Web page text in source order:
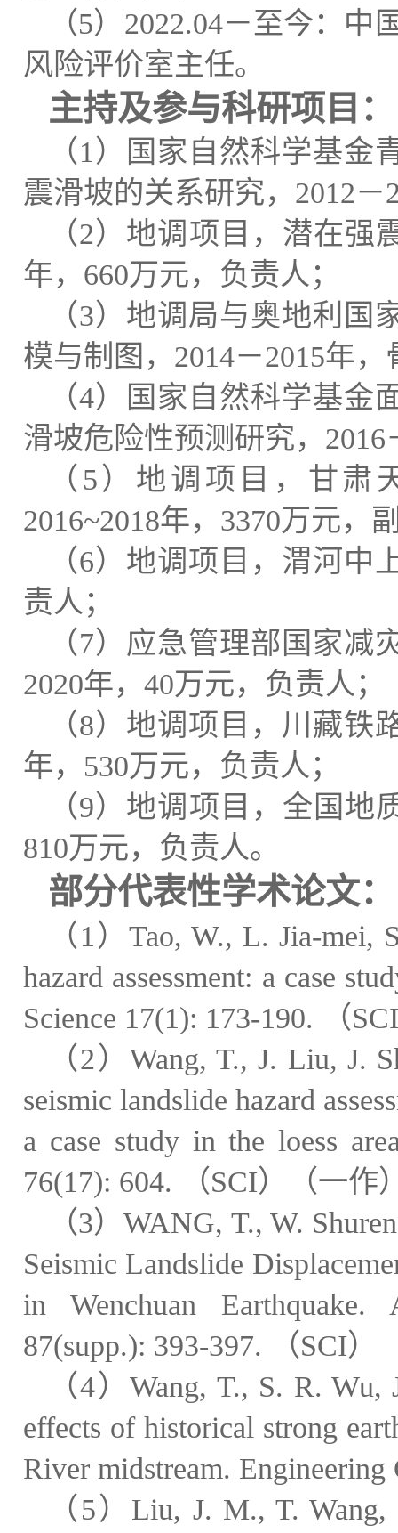
（5） 2022.04－至今：中
风险评价室主任。
主持及参与科研项目：
（ 1 ）国家自然科学基金
震滑坡的关系研究， 2012－
（2）地调项目，潜在强
年， 660万元，负责人；
（3）地调局与奥地利国
模与制图， 2014－2015年，
（4）国家自然科学基金
滑坡危险性预测研究， 2016
（ 5 ）地调项目，甘肃
2016~2018年， 3370万元，
（6）地调项目，渭河中
责人；
（7）应急管理部国家减
2020年， 40万元，负责人；
（8）地调项目，川藏铁
年， 530万元，负责人；
（9）地调项目，全国地
810万元，负责人。
部分代表性学术论文：
（ 1 ） Tao, W., L. Jia-mei,
hazard assessment: a case
Science 17(1): 173-190.
（SCI
（2 ） Wang, T., J. Liu, J.
seismic landslide hazard
a case study in the loess
76(17): 604.
（SCI）（一作
（3）WANG, T., W.
Seismic Landslide
in Wenchuan
87(supp.): 393-397.
（SCI）
（4）Wang, T., S. R. Wu,
effects of historical strong
River midstream.
（ 5 ） Liu, J. M., T. Wang,